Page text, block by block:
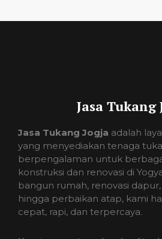
Jasa Tukang
Jasa Tukang Jogja adalah
yang menyediakan tenaga
berpengalaman untuk
konstruksi dan renovasi di
bangun rumah, renovasi
hingga perbaikan atap, kami
cepat, rapi, dan terpercaya.